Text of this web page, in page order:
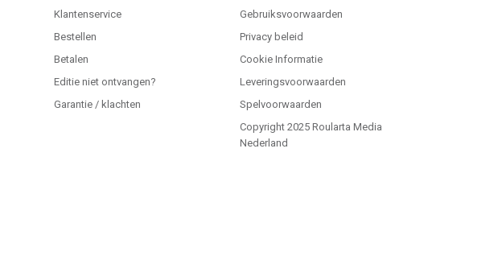
Klantenservice
Bestellen
Betalen
Editie niet ontvangen?
Garantie / klachten
Gebruiksvoorwaarden
Privacy beleid
Cookie Informatie
Leveringsvoorwaarden
Spelvoorwaarden
Copyright 2025 Roularta Media
Nederland